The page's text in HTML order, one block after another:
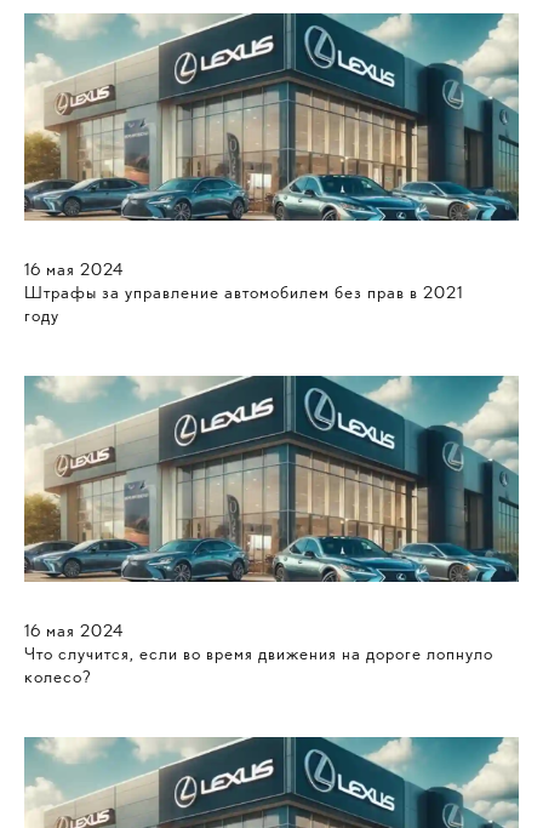
16 мая 2024
Штрафы за управление автомобилем без прав в 2021
году
16 мая 2024
Что случится, если во время движения на дороге лопнуло
колесо?